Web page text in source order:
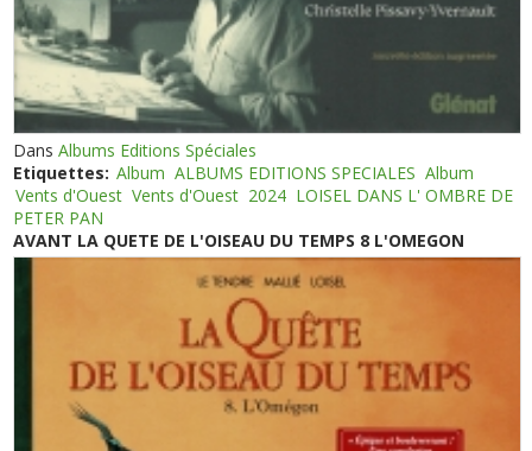
DansAlbums Editions Spéciales
Etiquettes: Album ALBUMS EDITIONS SPECIALES Album
Vents d'Ouest Vents d'Ouest 2024 LOISEL DANS L' OMBRE DE
PETER PAN
AVANT LA QUETE DE L'OISEAU DU TEMPS 8 L'OMEGON